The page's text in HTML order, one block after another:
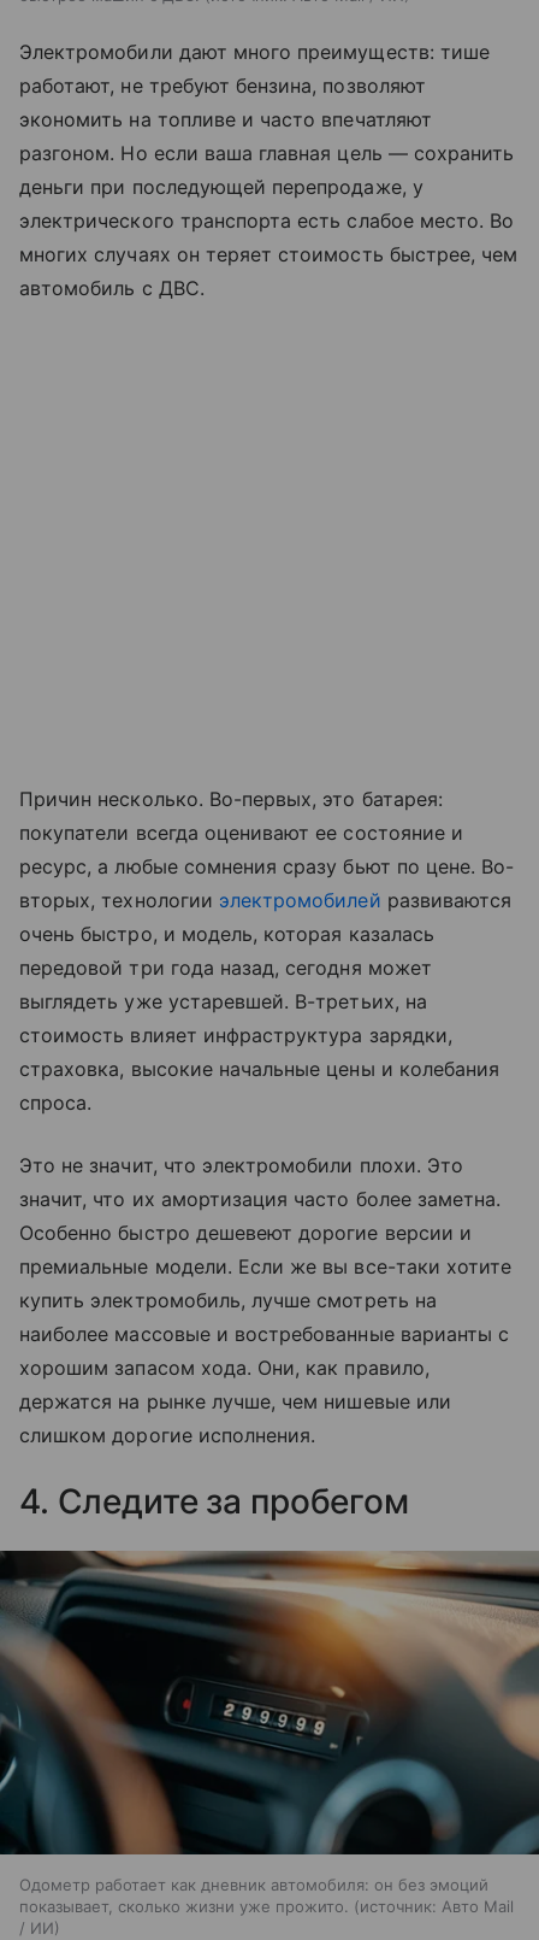
Электромобили дают много преимуществ: тише
работают, не требуют бензина, позволяют
экономить на топливе и часто впечатляют
разгоном. Но если ваша главная цель — сохранить
деньги при последующей перепродаже, у
электрического транспорта есть слабое место. Во
многих случаях он теряет стоимость быстрее, чем
автомобиль с ДВС.
Причин несколько. Во-первых, это батарея:
покупатели всегда оценивают ее состояние и
ресурс, а любые сомнения сразу бьют по цене. Во-
вторых, технологии электромобилей развиваются
очень быстро, и модель, которая казалась
передовой три года назад, сегодня может
выглядеть уже устаревшей. В-третьих, на
стоимость влияет инфраструктура зарядки,
страховка, высокие начальные цены и колебания
спроса.
Это не значит, что электромобили плохи. Это
значит, что их амортизация часто более заметна.
Особенно быстро дешевеют дорогие версии и
премиальные модели. Если же вы все-таки хотите
купить электромобиль, лучше смотреть на
наиболее массовые и востребованные варианты с
хорошим запасом хода. Они, как правило,
держатся на рынке лучше, чем нишевые или
слишком дорогие исполнения.
4. Следите за пробегом
Одометр работает как дневник автомобиля: он без эмоций
показывает, сколько жизни уже прожито.
источник: Авто Mail
/ ИИ